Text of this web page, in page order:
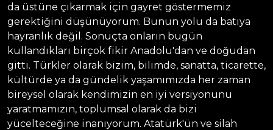
da üstüne çıkarmak için gayret göstermemiz
gerektiğini düşünüyorum. Bunun yolu da batıya
hayranlık değil. Sonuçta onların bugün
kullandıkları birçok fikir Anadolu'dan ve doğudan
gitti. Türkler olarak bizim, bilimde, sanatta, ticarette,
kültürde ya da gündelik yaşamımızda her zaman
bireysel olarak kendimizin en iyi versiyonunu
yaratmamızın, toplumsal olarak da bizi
yücelteceğine inanıyorum. Atatürk'ün ve silah